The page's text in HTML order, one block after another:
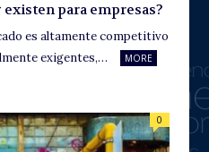
para empresas?
es altamente competitivo
exigentes,…
MORE
0